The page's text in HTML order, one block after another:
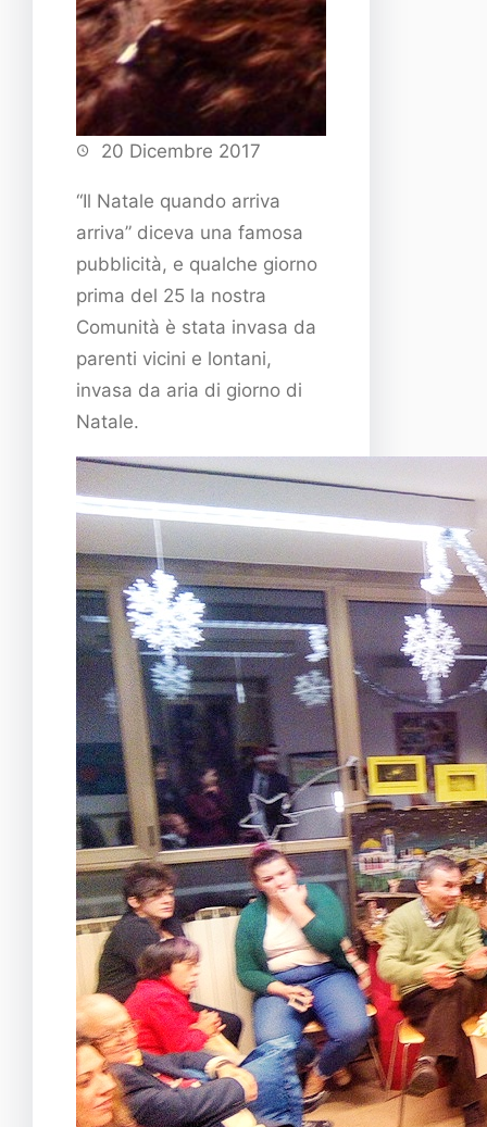
20 Dicembre 2017
“Il Natale quando arriva
arriva” diceva una famosa
pubblicità, e qualche giorno
prima del 25 la nostra
Comunità è stata invasa da
parenti vicini e lontani,
invasa da aria di giorno di
Natale.